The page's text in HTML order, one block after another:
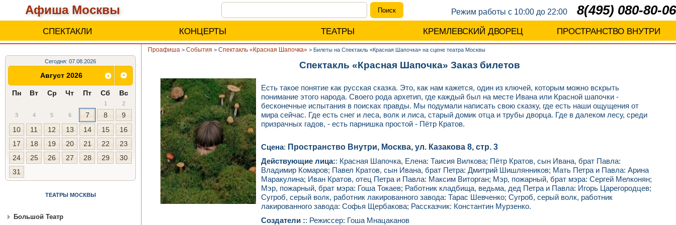
Афиша Москвы Режим работы с 10:00 до 22:00 8(495) 080-80-06
СПЕКТАКЛИ КОНЦЕРТЫ ТЕАТРЫ КРЕМЛЕВСКИЙ ДВОРЕЦ ПРОСТРАНСТВО ВНУТРИ
Сегодня: 07.08.2026
Август 2026
Пн Вт Ср Чт Пт Сб Вс
1
2
3
4 5 6 7 8
9
10
11 12 13 14 15
16
17
18 19 20 21 22
23
24
25 26 27 28 29
30
31
ТЕАТРЫ МОСКВЫ
Большой Театр
Проафиша > События > Спектакль «Красная Шапочка» > Билеты на Спектакль «Красная Шапочка» на сцене театра Москвы
Спектакль «Красная Шапочка» Заказ билетов
Есть такое понятие как русская сказка. Это, как нам кажется, один из ключей, которым можно вскрыть
понимание этого народа. Своего рода архетип, где каждый был на месте Ивана или Красной шапочки -
бесконечные испытания в поисках правды. Мы подумали написать свою сказку, где есть наши ощущения от
мира сейчас. Где есть снег и леса, волк и лиса, старый домик отца и трубы дворца. Где в далеком лесу, среди
призрачных гадов, - есть парнишка простой - Пётр Кратов.
Сцена: Пространство Внутри, Москва, ул. Казакова 8, стр. 3
Действующие лица:: Красная Шапочка, Елена: Таисия Вилкова; Пётр Кратов, сын Ивана, брат Павла:
Владимир Комаров; Павел Кратов, сын Ивана, брат Петра: Дмитрий Шишлянников; Мать Петра и Павла: Арина
Маракулина; Иван Кратов, отец Петра и Павла: Максим Виторган; Мэр, пожарный, брат мэра: Сергей Мелконян;
Мэр, пожарный, брат мэра: Гоша Токаев; Работник кладбища, ведьма, дед Петра и Павла: Игорь Царегородцев;
Сугроб, серый волк, работник лакированного завода: Тарас Шевченко; Сугроб, серый волк, работник
лакированного завода: Софья Щербакова; Рассказчик: Константин Мурзенко.
Создатели :: Режиссер: Гоша Мнацаканов